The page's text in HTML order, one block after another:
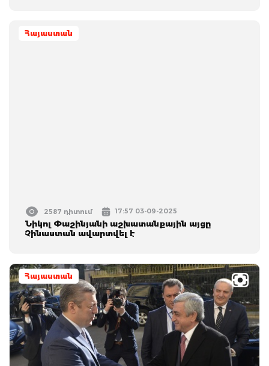
Հայաստան
2587 դիտում 17:57 03-09-2025
Նիկոլ Փաշինյանի աշխատանքային այցը
Չինաստան ավարտվել է
Հայաստան